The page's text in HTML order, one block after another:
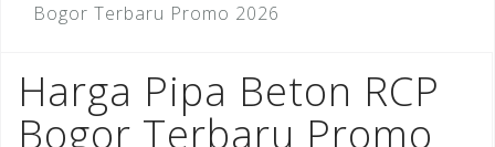
Bogor Terbaru Promo 2026
Harga Pipa Beton RCP
Bogor Terbaru Promo